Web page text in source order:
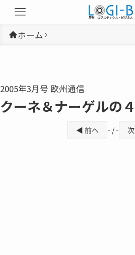
ホーム
2005年3月号 欧州通信
クーネ＆ナーゲルの
◀ 前へ - / -